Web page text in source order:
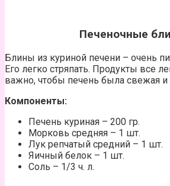
Печеночные
Блины из куриной печени – очень
Его легко стряпать. Продукты все
важно, чтобы печень была свежая и
Компоненты:
Печень куриная – 200 гр.
Морковь средняя – 1 шт.
Лук репчатый средний – 1 шт.
Яичный белок – 1 шт.
Соль – 1/3 ч. л.